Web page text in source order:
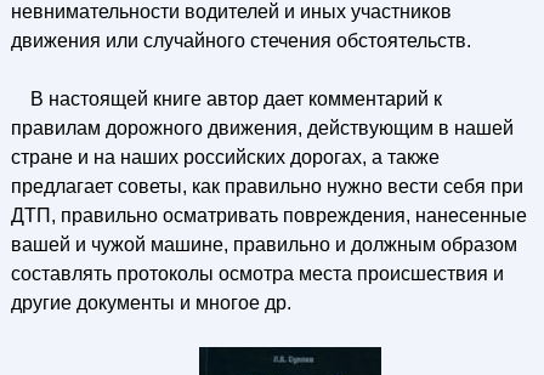
невнимательности водителей и иных участников
движения или случайного стечения обстоятельств.
В настоящей книге автор дает комментарий к
правилам дорожного движения, действующим в нашей
стране и на наших российских дорогах, а также
предлагает советы, как правильно нужно вести себя при
ДТП, правильно осматривать повреждения, нанесенные
вашей и чужой машине, правильно и должным образом
составлять протоколы осмотра места происшествия и
другие документы и многое др.